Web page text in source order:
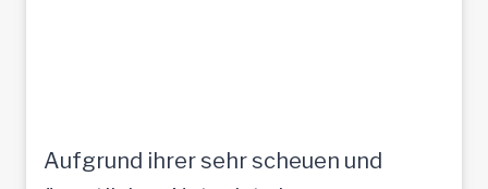
Aufgrund ihrer sehr scheuen und